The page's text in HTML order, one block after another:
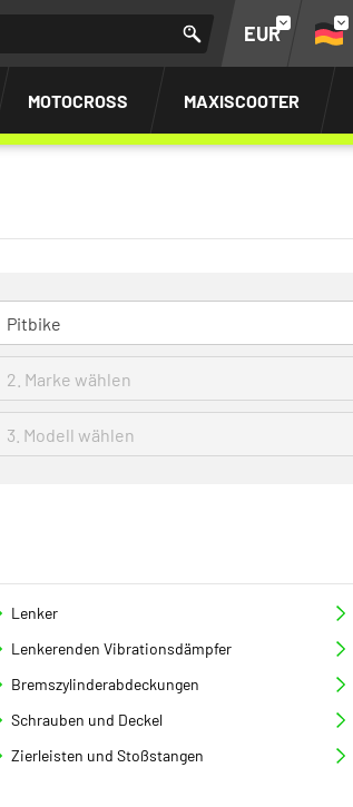
EUR
MOTOCROSS MAXISCOOTER
Lenker
Lenkerenden Vibrationsdämpfer
Bremszylinderabdeckungen
Schrauben und Deckel
Zierleisten und Stoßstangen